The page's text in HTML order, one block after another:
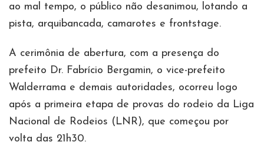
ao mal tempo, o público não desanimou, lotando a
pista, arquibancada, camarotes e frontstage.
A cerimônia de abertura, com a presença do
prefeito Dr. Fabrício Bergamin, o vice-prefeito
Walderrama e demais autoridades, ocorreu logo
após a primeira etapa de provas do rodeio da Liga
Nacional de Rodeios (LNR), que começou por
volta das 21h30.